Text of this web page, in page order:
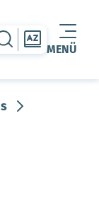
MENÜ
leer
zur Suche-Seite
zur